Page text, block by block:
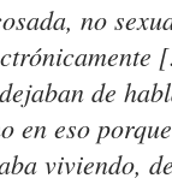
no
de
en eso
viviendo,